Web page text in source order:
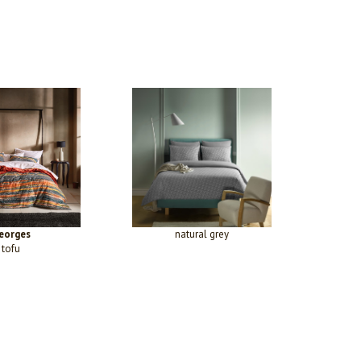
tofu
natural grey